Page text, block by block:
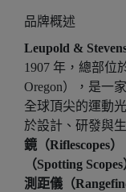
品牌概述
Leupold &
1907 年，總部位
Oregon），是一
全球頂尖的運動
於設計、研發與
鏡（Riflescopes
（Spotting
測距儀（